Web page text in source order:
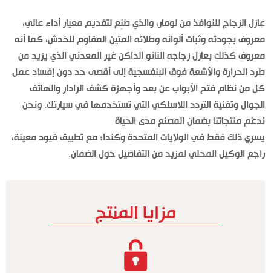
عازل الزجاج للنوافذ من لومار، والذي صُنِع لتقديم معيار أداء عالي،
معروف بجودته وثبات ألوانه وطلائه المتين المقاوم للخدش، كما أنه
معروف كذلك بعازل زجاجه النانو الداكن غير المعدني الذي يزيد من
طرد الحرارة والأشعة فوق البنفسجية إلى أقصى حد دون إفساد عمل
كل من نظام فتح الأبواب عن بعد وأجهزة كشف الرادار والهاتف
الجوال وتقنية التردد اللاسلكي التي تستخدمها في سيارتك. ونحن
نُدعِّم منتجاتنا بضمان المصنع مدى الحياة
يسري ذلك فقط في الولايات المتحدة وكندا؛ مع تطبيق قيود معينة،
راجع الوكيل المحلي لمزيد من التفاصيل حول الضمان.
مزايا المنتج